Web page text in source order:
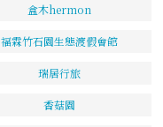
盒木hermon
福霖竹石園生態渡假會館
瑞居行旅
香菇園